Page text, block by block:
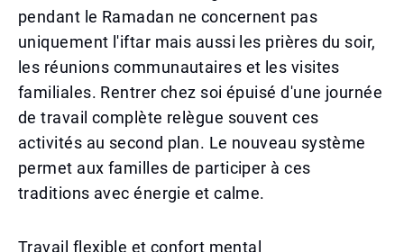
pendant le Ramadan ne concernent pas
uniquement l'iftar mais aussi les prières du soir,
les réunions communautaires et les visites
familiales. Rentrer chez soi épuisé d'une journée
de travail complète relègue souvent ces
activités au second plan. Le nouveau système
permet aux familles de participer à ces
traditions avec énergie et calme.
Travail flexible et confort mental